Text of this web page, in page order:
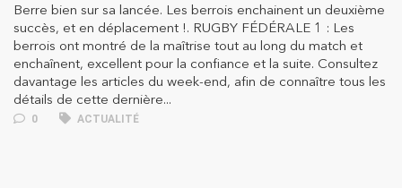
Berre bien sur sa lancée. Les berrois enchainent un deuxième
succès, et en déplacement !. RUGBY FÉDÉRALE 1 : Les
berrois ont montré de la maîtrise tout au long du match et
enchaînent, excellent pour la confiance et la suite. Consultez
davantage les articles du week-end, afin de connaître tous les
détails de cette dernière...
0 ACTUALITÉ